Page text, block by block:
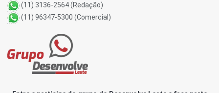
(11) 3136-2564 (Redação)
(11) 96347-5300 (Comercial)